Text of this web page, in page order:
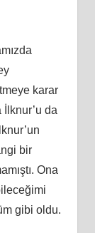
karar
da
bir
Ona
gibi oldu.